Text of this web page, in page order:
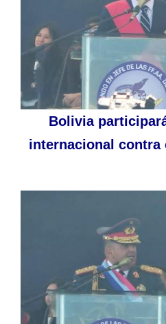
Bolivia
internacional contra